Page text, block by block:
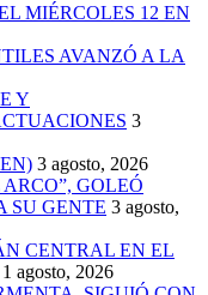
MIÉRCOLES 12 EN
AVANZÓ A LA
Y
3
3 agosto, 2026
GOLEÓ
SU GENTE 3 agosto,
CENTRAL EN EL
1 agosto, 2026